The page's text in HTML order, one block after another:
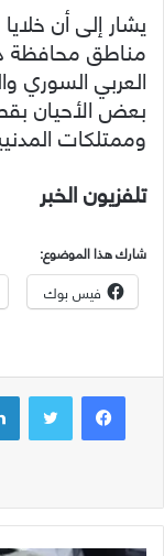
يشار إلى أن
مناطق محافظة
العربي السوري
بعض الأحيان
وممتلكات
تلفزيون الخبر
شارك هذا الموضوع:
فيس بوك